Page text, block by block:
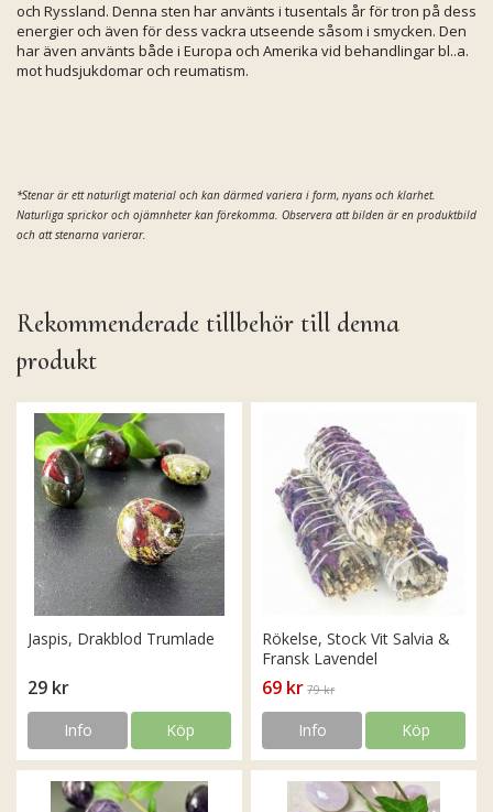
och Ryssland. Denna sten har använts i tusentals år för tron på dess
energier och även för dess vackra utseende såsom i smycken. Den
har även använts både i Europa och Amerika vid behandlingar bl..a.
mot hudsjukdomar och reumatism.
*Stenar är ett naturligt material och kan därmed variera i form, nyans och klarhet.
Naturliga sprickor och ojämnheter kan förekomma. Observera att bilden är en produktbild
och att stenarna varierar.
Rekommenderade tillbehör till denna
produkt
Jaspis, Drakblod Trumlade
29 kr
Info Köp
Rökelse, Stock Vit Salvia &
Fransk Lavendel
69 kr 79 kr
Info Köp